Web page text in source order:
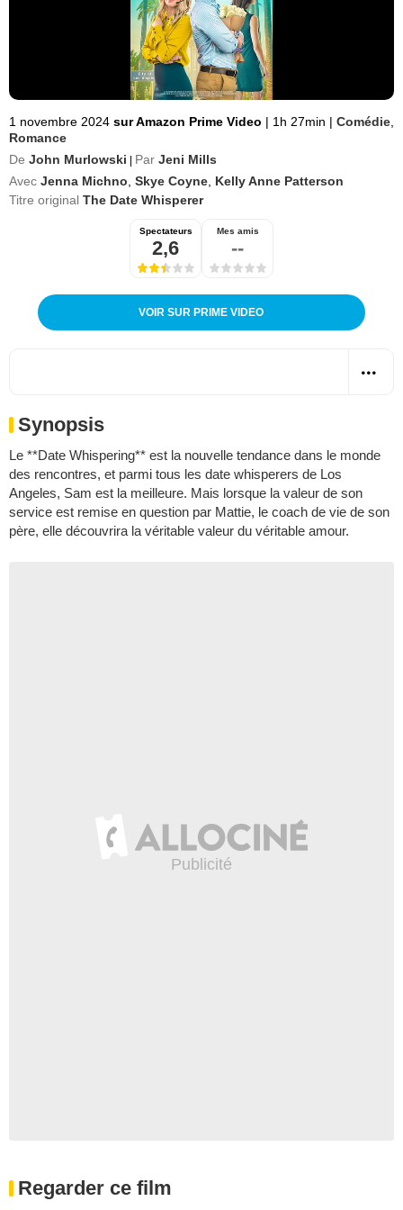
1 novembre 2024 sur Amazon Prime Video | 1h 27min | Comédie
Romance
De John Murlowski Par Jeni Mills
Avec Jenna Michno Skye Coyne Kelly Anne Patterson
Titre original The Date Whisperer
Spectateurs
2,6
Mes amis
--
VOIR SUR PRIME VIDEO
Synopsis
Le **Date Whispering** est la nouvelle tendance dans le monde
des rencontres, et parmi tous les date whisperers de Los
Angeles, Sam est la meilleure. Mais lorsque la valeur de son
service est remise en question par Mattie, le coach de vie de son
père, elle découvrira la véritable valeur du véritable amour.
Regarder ce film